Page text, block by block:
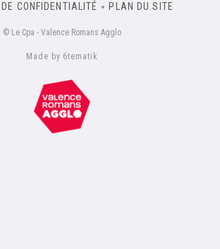
CONFIDENTIALITÉ
PLAN DU SITE
© Le Cpa - Valence Romans Agglo
Made by 6tematik